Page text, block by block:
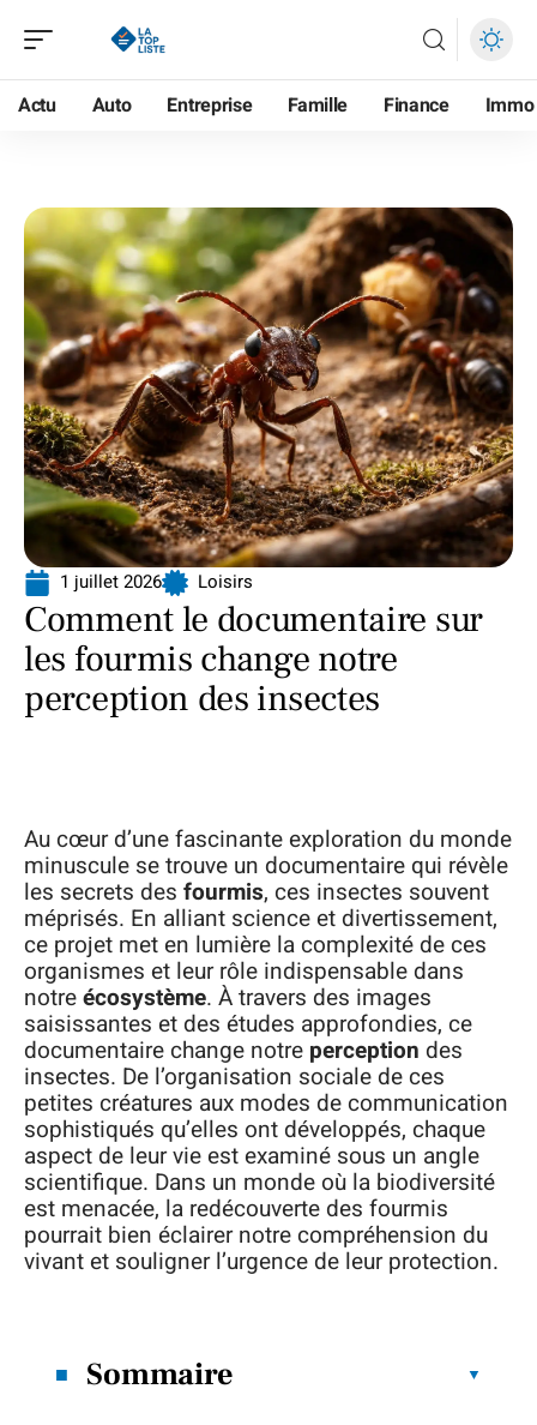
Actu Auto Entreprise Famille Finance Immo
1 juillet 2026 Loisirs
Comment le documentaire sur
les fourmis change notre
perception des insectes
Au cœur d’une fascinante exploration du monde
minuscule se trouve un documentaire qui révèle
les secrets des fourmis, ces insectes souvent
méprisés. En alliant science et divertissement,
ce projet met en lumière la complexité de ces
organismes et leur rôle indispensable dans
notreécosystème. À travers des images
saisissantes et des études approfondies, ce
documentaire change notre perception des
insectes. De l’organisation sociale de ces
petites créatures aux modes de communication
sophistiqués qu’elles ont développés, chaque
aspect de leur vie est examiné sous un angle
scientifique. Dans un monde où la biodiversité
est menacée, la redécouverte des fourmis
pourrait bien éclairer notre compréhension du
vivant et souligner l’urgence de leur protection.
Sommaire